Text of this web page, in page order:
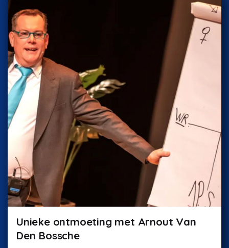
Unieke ontmoeting met Arnout Van
Den Bossche